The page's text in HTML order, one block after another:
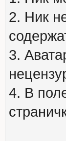
2. Ник
3.
4. В